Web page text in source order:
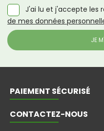
J'ai lu et j'accepte les
de mes données
PAIEMENT SÉCURISÉ
CONTACTEZ-NOUS